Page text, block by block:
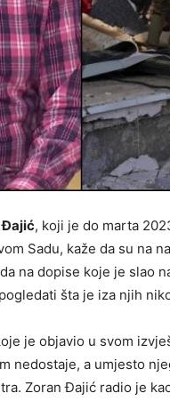
Đajić, koji je do marta
Sadu, kaže da su na
na dopise koje je slao
šta je iza njih
je objavio u svom
nedostaje, a umjesto
Zoran Đajić radio je